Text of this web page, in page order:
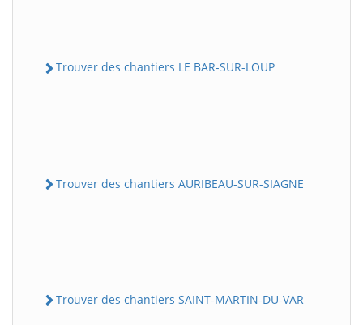
Trouver des chantiers LE BAR-SUR-LOUP
Trouver des chantiers AURIBEAU-SUR-SIAGNE
Trouver des chantiers SAINT-MARTIN-DU-VAR